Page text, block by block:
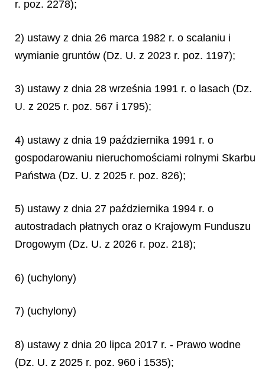
r. poz. 2278);
2) ustawy z dnia 26 marca 1982 r. o scalaniu i
wymianie gruntów (Dz. U. z 2023 r. poz. 1197);
3) ustawy z dnia 28 września 1991 r. o lasach (Dz.
U. z 2025 r. poz. 567 i 1795);
4) ustawy z dnia 19 października 1991 r. o
gospodarowaniu nieruchomościami rolnymi Skarbu
Państwa (Dz. U. z 2025 r. poz. 826);
5) ustawy z dnia 27 października 1994 r. o
autostradach płatnych oraz o Krajowym Funduszu
Drogowym (Dz. U. z 2026 r. poz. 218);
6) (uchylony)
7) (uchylony)
8) ustawy z dnia 20 lipca 2017 r. - Prawo wodne
(Dz. U. z 2025 r. poz. 960 i 1535);